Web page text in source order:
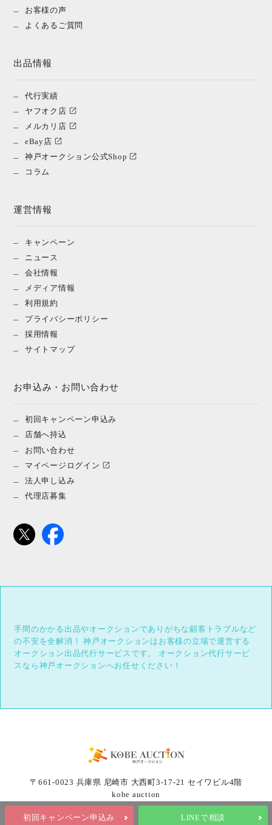
初回キャンペーン申込み LINEで相談
お客様の声
よくあるご質問
出品情報
代行実績
ヤフオク店
メルカリ店
eBay店
神戸オークション公式Shop
コラム
運営情報
キャンペーン
ニュース
会社情報
メディア情報
利用規約
プライバシーポリシー
採用情報
サイトマップ
お申込み・お問い合わせ
初回キャンペーン申込み
店舗へ持込
お問い合わせ
マイページログイン
法人申し込み
代理店募集
手間のかかる出品やオークションでありがちな顧客トラブルなど
の不安を全解消！
神戸オークションはお客様の立場で運営する
オークション出品代行サービスです。
オークション代行サービ
スなら神戸オークションへお任せください！
〒661-0023 兵庫県 尼崎市 大西町3-17-21 セイワビル4階
kobe auction